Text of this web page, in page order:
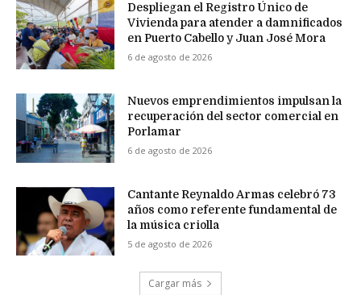
Despliegan el Registro Único de
Vivienda para atender a damnificados
en Puerto Cabello y Juan José Mora
6 de agosto de 2026
Nuevos emprendimientos impulsan la
recuperación del sector comercial en
Porlamar
6 de agosto de 2026
Cantante Reynaldo Armas celebró 73
años como referente fundamental de
la música criolla
5 de agosto de 2026
Cargar más